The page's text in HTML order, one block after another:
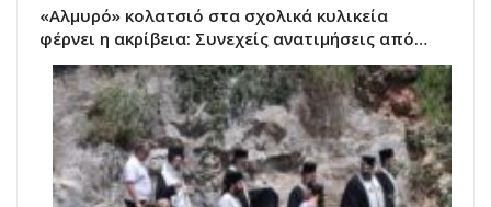
«Αλμυρό» κολατσιό στα σχολικά κυλικεία
φέρνει η ακρίβεια: Συνεχείς ανατιμήσεις από…